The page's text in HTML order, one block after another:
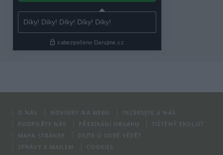
O NÁS NOVINKY NA WEBU
INZERUJTE U NÁS
PODPOŘTE NÁS
PŘEBÍRÁNÍ OBSAHU
TIŠTĚNÝ EKOLIST
MAPA STRÁNEK
DEJTE O SOBĚ VĚDĚT
ZPRÁVY E-MAILEM
COOKIES